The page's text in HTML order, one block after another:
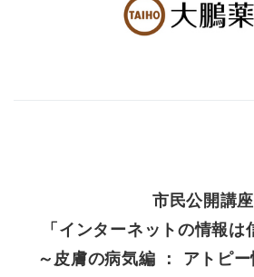
市民公開講座
「インターネットの情報は
～皮膚の病気編 ： アトピー